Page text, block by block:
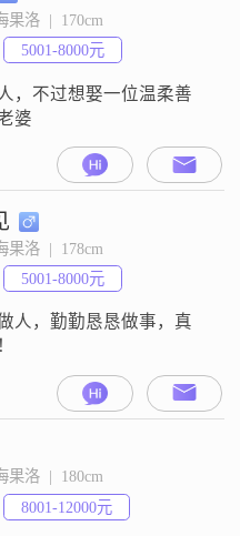
果洛  |  170cm
5001-8000元
，不过想娶一位温柔善
婆
果洛  |  178cm
5001-8000元
人，勤勤恳恳做事，真
果洛  |  180cm
8001-12000元